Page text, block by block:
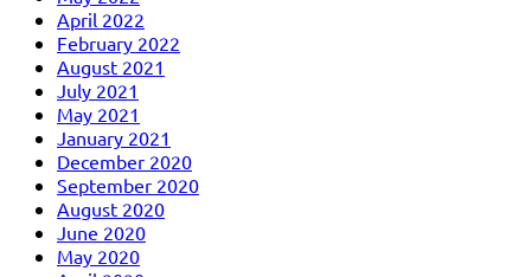
April 2022
February 2022
August 2021
July 2021
May 2021
January 2021
December 2020
September 2020
August 2020
June 2020
May 2020